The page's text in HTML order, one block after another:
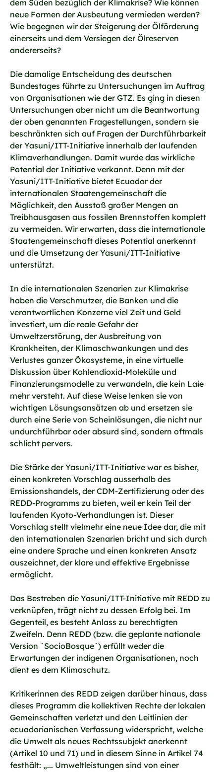
dem Süden bezüglich der Klimakrise? Wie können
neue Formen der Ausbeutung vermieden werden?
Wie begegnen wir der Steigerung der Ölförderung
einerseits und dem Versiegen der Ölreserven
andererseits?
Die damalige Entscheidung des deutschen
Bundestages führte zu Untersuchungen im Auftrag
von Organisationen wie der GTZ. Es ging in diesen
Untersuchungen aber nicht um die Beantwortung
der oben genannten Fragestellungen, sondern sie
beschränkten sich auf Fragen der Durchführbarkeit
der Yasuni/ITT-Initiative innerhalb der laufenden
Klimaverhandlungen. Damit wurde das wirkliche
Potential der Initiative verkannt. Denn mit der
Yasuni/ITT-Initiative bietet Ecuador der
internationalen Staatengemeinschaft die
Möglichkeit, den Ausstoß großer Mengen an
Treibhausgasen aus fossilen Brennstoffen komplett
zu vermeiden. Wir erwarten, dass die internationale
Staatengemeinschaft dieses Potential anerkennt
und die Umsetzung der Yasuni/ITT-Initiative
unterstützt.
In die internationalen Szenarien zur Klimakrise
haben die Verschmutzer, die Banken und die
verantwortlichen Konzerne viel Zeit und Geld
investiert, um die reale Gefahr der
Umweltzerstörung, der Ausbreitung von
Krankheiten, der Klimaschwankungen und des
Verlustes ganzer Ökosysteme, in eine virtuelle
Diskussion über Kohlendioxid-Moleküle und
Finanzierungsmodelle zu verwandeln, die kein Laie
mehr versteht. Auf diese Weise lenken sie von
wichtigen Lösungsansätzen ab und ersetzen sie
durch eine Serie von Scheinlösungen, die nicht nur
undurchführbar oder absurd sind, sondern oftmals
schlicht pervers.
Die Stärke der Yasuni/ITT-Initiative war es bisher,
einen konkreten Vorschlag ausserhalb des
Emissionshandels, der CDM-Zertifizierung oder des
REDD-Programms zu bieten, weil er kein Teil der
laufenden Kyoto-Verhandlungen ist. Dieser
Vorschlag stellt vielmehr eine neue Idee dar, die mit
den internationalen Szenarien bricht und sich durch
eine andere Sprache und einen konkreten Ansatz
auszeichnet, der klare und effektive Ergebnisse
ermöglicht.
Das Bestreben die Yasuni/ITT-Initiative mit REDD zu
verknüpfen, trägt nicht zu dessen Erfolg bei. Im
Gegenteil, es besteht Anlass zu berechtigten
Zweifeln. Denn REDD (bzw. die geplante nationale
Version `SocioBosque`) erfüllt weder die
Erwartungen der indigenen Organisationen, noch
dient es dem Klimaschutz.
Kritikerinnen des REDD zeigen darüber hinaus, dass
dieses Programm die kollektiven Rechte der lokalen
Gemeinschaften verletzt und den Leitlinien der
ecuadorianischen Verfassung widerspricht, welche
die Umwelt als neues Rechtssubjekt anerkennt
(Artikel 10 und 71) und in diesem Sinne in Artikel 74
festhält: „... Umweltleistungen sind von einer